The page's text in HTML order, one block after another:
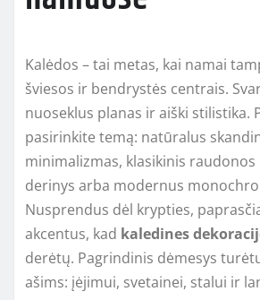
Kalėdos – tai metas, kai namai
šviesos ir bendrystės centrais.
nuoseklus planas ir aiški stilistika.
pasirinkite temą: natūralus
minimalizmas, klasikinis raudonos
derinys arba modernus
Nusprendus dėl krypties,
akcentus, kad kaledines
derėtų. Pagrindinis dėmesys
ašims: įėjimui, svetainei, stalui ir